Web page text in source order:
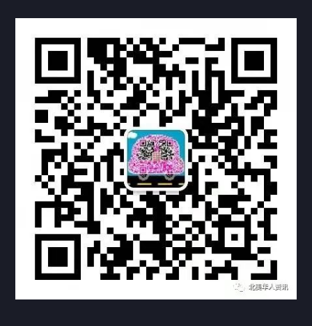
定制案例
科研实验室
厂区介绍
中国公证处海牙认证
热门标签 TAG